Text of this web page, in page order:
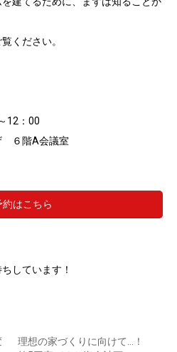
ください。
12：00
６階A会議室
約はこちら
しています！
理想の家づくりに向けて…！